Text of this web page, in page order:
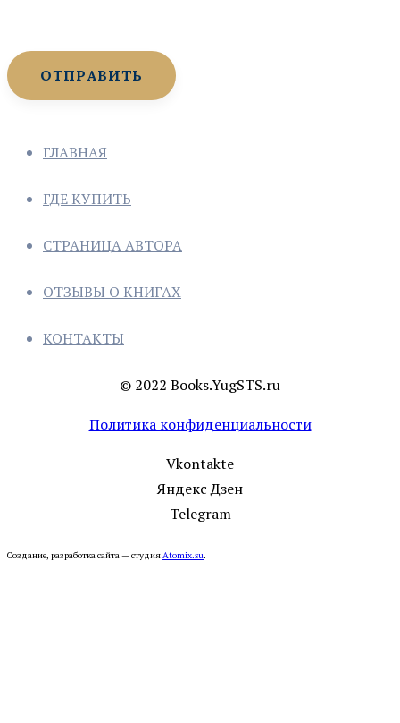
ОТПРАВИТЬ
ГЛАВНАЯ
ГДЕ КУПИТЬ
СТРАНИЦА АВТОРА
ОТЗЫВЫ О КНИГАХ
КОНТАКТЫ
© 2022 Books.YugSTS.ru
Политика конфиденциальности
Vkontakte
Яндекс Дзен
Telegram
Создание, разработка сайта — студияAtomix.su.